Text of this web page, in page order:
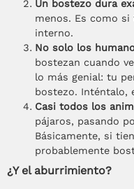
Un bostezo dura
menos. Es como
interno.
No solo los
bostezan cuando
lo más genial: tu
bostezo. Inténtalo,
Casi todos los
pájaros, pasando
Básicamente, si
probablemente
¿Y el aburrimiento?